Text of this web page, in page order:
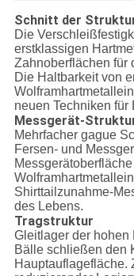
Schnitt der
Die
erstklassigen
Zahnoberflächen für
Die Haltbarkeit von
neuen Techniken
Messgerät-
Mehrfacher gague
Fersen- und
Shirttailzunahme-
des Lebens.
Tragstruktur
Gleitlager der hohen
Bälle schließen den
Hauptauflagefläche.